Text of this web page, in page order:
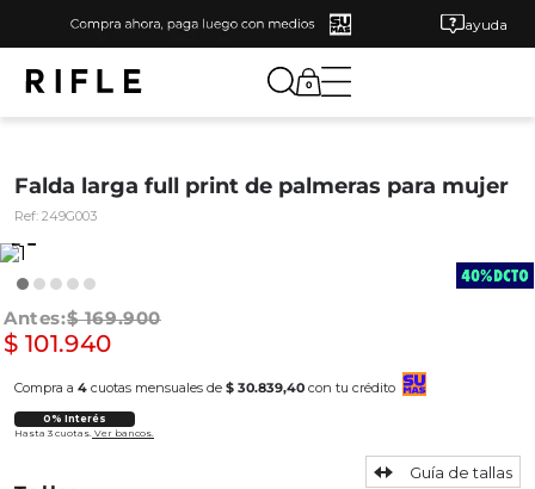
ayuda
0
Falda larga full print de palmeras para mujer
Ref: 249G003
$ 169.900
$ 101.940
Compra a 4 cuotas mensuales de $ 30.839,40 con tu crédito
0% Interés
Hasta 3 cuotas. Ver bancos.
Guía de tallas